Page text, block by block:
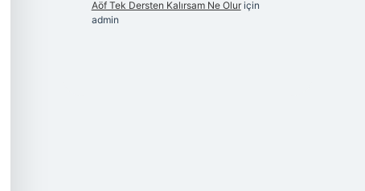
Aöf Tek Dersten Kalırsam Ne Oluriçin
admin